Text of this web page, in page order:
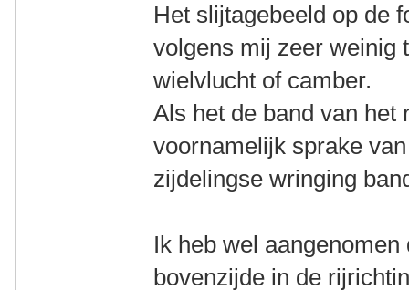
Het slijtagebeeld op de
volgens mij zeer weinig
wielvlucht of camber.
Als het de band van
voornamelijk sprake
zijdelingse wringing
Ik heb wel
bovenzijde in de